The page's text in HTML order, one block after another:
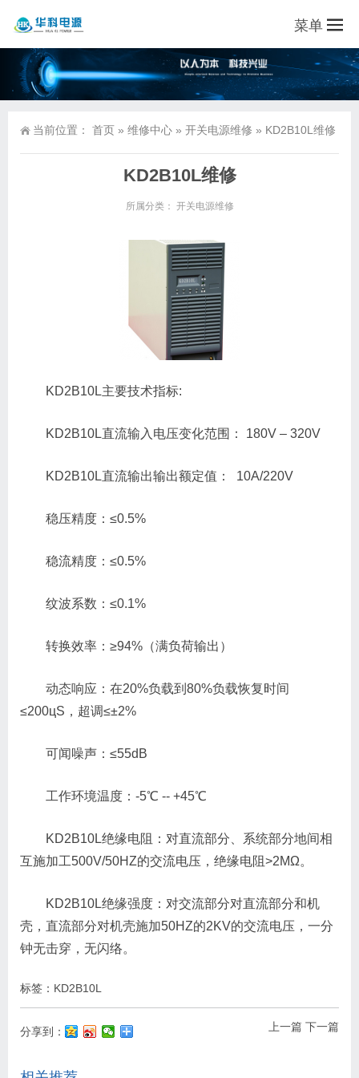
菜单
当前位置： 首页 » 维修中心 » 开关电源维修 » KD2B10L维修
KD2B10L维修
所属分类： 开关电源维修
KD2B10L主要技术指标:
KD2B10L直流输入电压变化范围： 180V – 320V
KD2B10L直流输出输出额定值： 10A/220V
稳压精度：≤0.5%
稳流精度：≤0.5%
纹波系数：≤0.1%
转换效率：≥94%（满负荷输出）
动态响应：在20%负载到80%负载恢复时间
≤200цS，超调≤±2%
可闻噪声：≤55dB
工作环境温度：-5℃ -- +45℃
KD2B10L绝缘电阻：对直流部分、系统部分地间相
互施加工500V/50HZ的交流电压，绝缘电阻>2MΩ。
KD2B10L绝缘强度：对交流部分对直流部分和机
壳，直流部分对机壳施加50HZ的2KV的交流电压，一分
钟无击穿，无闪络。
标签： KD2B10L
上一篇 下一篇
分享到：